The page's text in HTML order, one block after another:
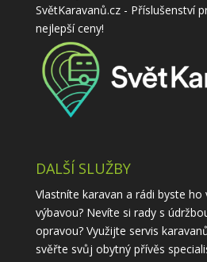
SvětKaravanů.cz - Příslušenství
nejlepší ceny!
DALŠÍ SLUŽBY
Vlastníte karavan a rádi byste ho
výbavou? Nevíte si rady s
opravou? Využijte servis
svěřte svůj obytný přívěs